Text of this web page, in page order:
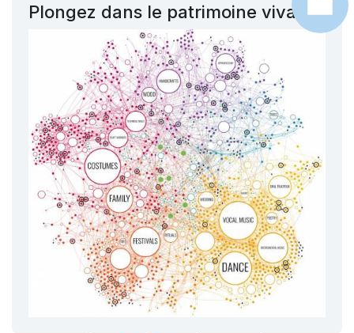
Plongez dans le patrimoine vivant !